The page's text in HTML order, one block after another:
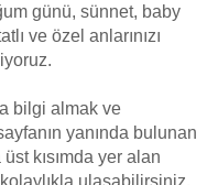
günü, sünnet, baby
ve özel anlarınızı
bilgi almak ve
yanında bulunan
kısımda yer alan
ulaşabilirsiniz.